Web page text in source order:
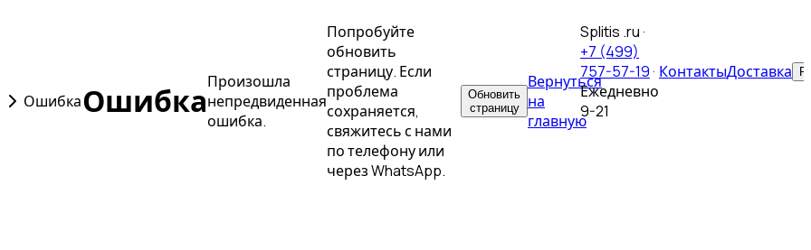
ОшибкаОшибкаПроизошла
непредвиденная
ошибка.
Попробуйте
обновить
страницу. Если
проблема
сохраняется,
свяжитесь с нами
по телефону или
через WhatsApp.
Обновить
страницу
Вернуться
на
главную
Splitis .ru·
+7 (499)
757-57-19·
Ежедневно
9-21
КонтактыДоставка